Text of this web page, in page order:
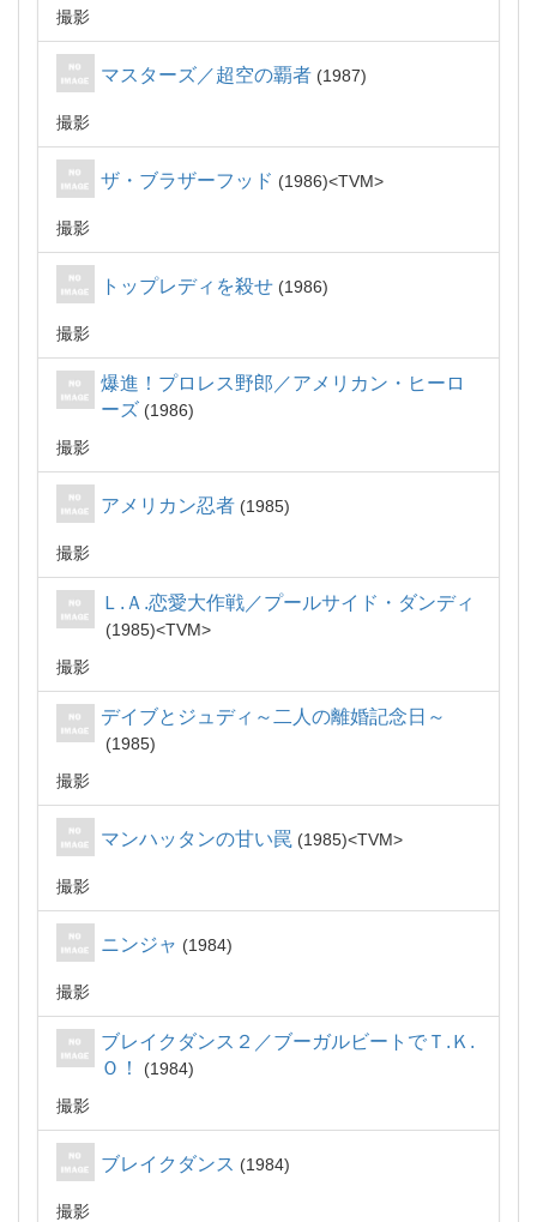
撮影
マスターズ／超空の覇者 1987
撮影
ザ・ブラザーフッド 1986 TVM
撮影
トップレディを殺せ 1986
撮影
爆進！プロレス野郎／アメリカン・ヒーロ
ーズ
1986
撮影
アメリカン忍者 1985
撮影
Ｌ.Ａ.恋愛大作戦／プールサイド・ダンディ
1985
TVM
撮影
デイブとジュディ～二人の離婚記念日～
1985
撮影
マンハッタンの甘い罠 1985 TVM
撮影
ニンジャ 1984
撮影
ブレイクダンス２／ブーガルビートでＴ.Ｋ.
Ｏ！
1984
撮影
ブレイクダンス 1984
撮影